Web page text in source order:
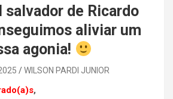
salvador de Ricardo
aliviar um
agonia!
WILSON PARDI JUNIOR
,